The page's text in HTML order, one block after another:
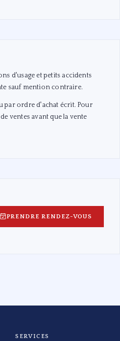
d'usage et petits accidents
sauf mention contraire.
par ordre d'achat écrit. Pour
ventes avant que la vente
PRENDRE RENDEZ-VOUS
SERVICES